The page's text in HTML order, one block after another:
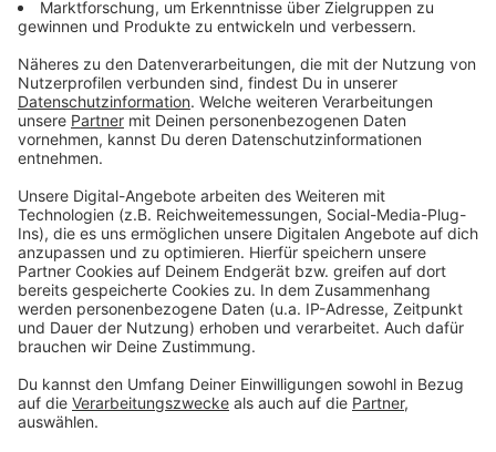
allerdings für immungeschwächte Menschen, also zum
Schwangere. Eine Infektion kann im schlimmsten Fall
auch tödlich sein. Wie groß die Gefahr ist, hängt auch
vom Virus-Typ ab. Es gibt zwei Varianten: Den
westafrikanischen Typ und den Typ des
gefährliche westafrikanische Typ auf.
Anzeige
Wie versucht man, das Problem
einzudämmen?
Anzeige